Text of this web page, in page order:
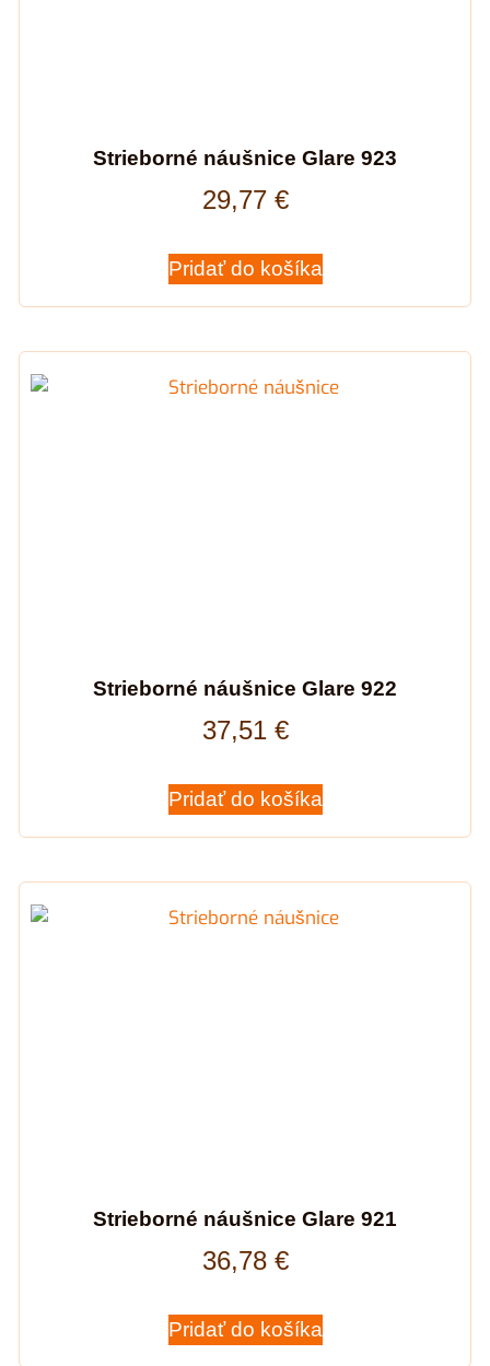
Strieborné náušnice Glare 923
29,77 €
Pridať do košíka
Strieborné náušnice Glare 922
37,51 €
Pridať do košíka
Strieborné náušnice Glare 921
36,78 €
Pridať do košíka